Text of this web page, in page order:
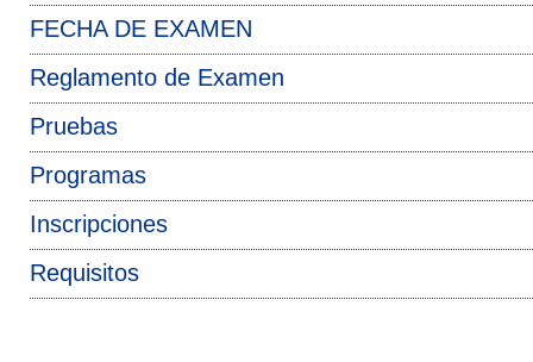
FECHA DE EXAMEN
Reglamento de Examen
Pruebas
Programas
Inscripciones
Requisitos